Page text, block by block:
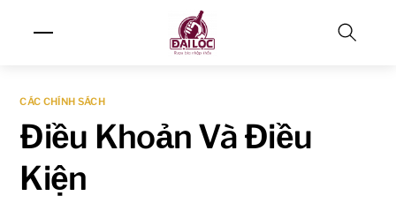
Menu
CÁC CHÍNH SÁCH
Điều Khoản Và Điều
Kiện